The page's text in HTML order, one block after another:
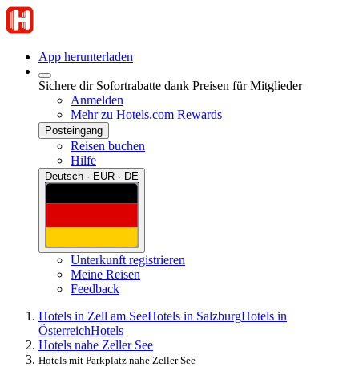
App herunterladen
Sichere dir Sofortrabatte dank Preisen für Mitglieder
Anmelden
Mehr zu Hotels.com Rewards
Posteingang
Reisen buchen
Hilfe
Deutsch · EUR · DE
Unterkunft registrieren
Meine Reisen
Feedback
Hotels in Zell am SeeHotels in SalzburgHotels in
ÖsterreichHotels
Hotels nahe Zeller See
Hotels mit Parkplatz nahe Zeller See